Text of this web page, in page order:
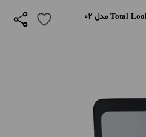
کیت سایه ابرو نوت سری توتال لوک Total Look مدل 02